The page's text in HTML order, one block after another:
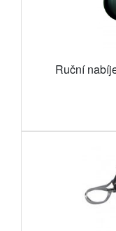
Ruční